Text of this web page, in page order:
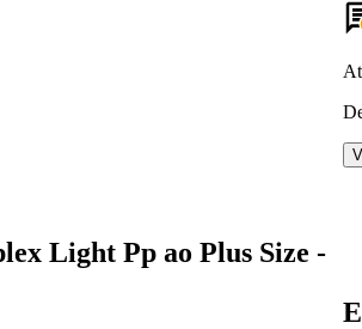
Light Pp ao Plus Size -